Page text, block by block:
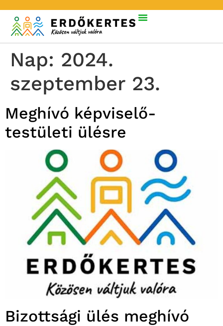
Nap: 2024.
szeptember 23.
Meghívó képviselő-
testületi ülésre
Bizottsági ülés meghívó